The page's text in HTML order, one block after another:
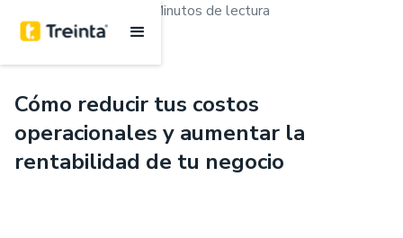
5 Minutos de lectura
Cómo reducir tus costos
operacionales y aumentar la
rentabilidad de tu negocio